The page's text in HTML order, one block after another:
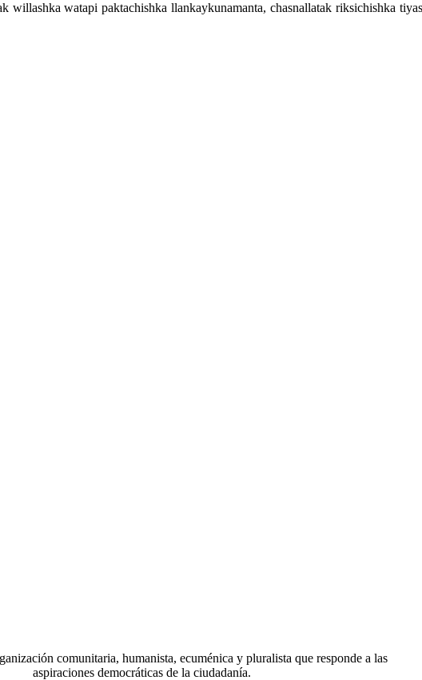
watapi paktachishka llankaykunamanta, chasnallatak riksichishka
comunitaria, humanista, ecuménica y pluralista que responde a las
aspiraciones democráticas de la ciudadanía.